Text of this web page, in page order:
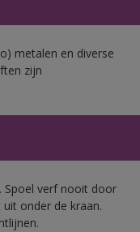
metalen en diverse
zijn
Spoel verf nooit door
onder de kraan.